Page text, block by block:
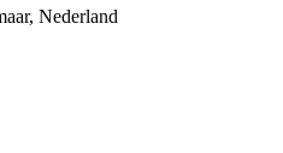
Nederland